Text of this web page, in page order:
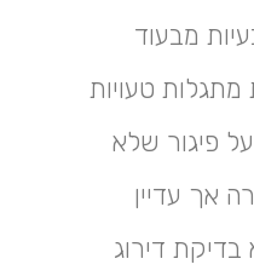
מבעוד
מתגלות טעויות
על פיגור שלא
אך עדיין
דירוג